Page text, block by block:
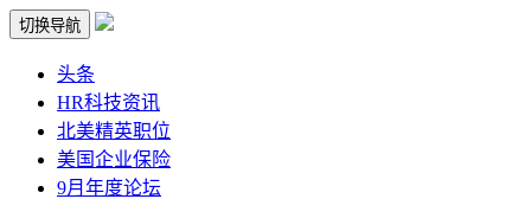
切换导航
头条
HR科技资讯
北美精英职位
美国企业保险
9月年度论坛